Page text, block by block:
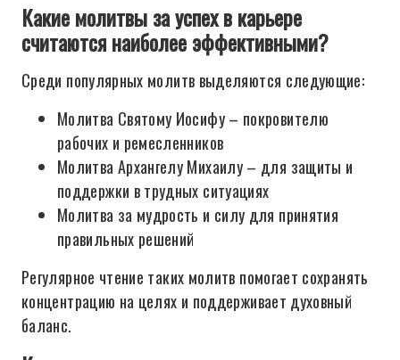
Какие молитвы за успех в карьере
считаются наиболее эффективными?
Среди популярных молитв выделяются следующие:
Молитва Святому Иосифу – покровителю
рабочих и ремесленников
Молитва Архангелу Михаилу – для защиты и
поддержки в трудных ситуациях
Молитва за мудрость и силу для принятия
правильных решений
Регулярное чтение таких молитв помогает сохранять
концентрацию на целях и поддерживает духовный
баланс.